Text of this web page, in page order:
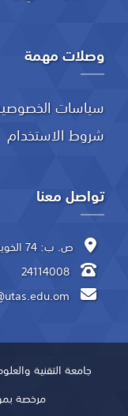
وصلات مهمة
سياسات
شروط الاستخدام
تواصل معنا
ص. ب: 74 الخوير – مسقط- 133 مسقط
24114008
مرخصة